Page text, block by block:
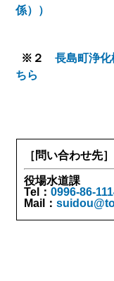
係））
※２長島町浄化
ちら
［問い合わせ先］
役場水道課
Tel： 0996-86-
Mail：